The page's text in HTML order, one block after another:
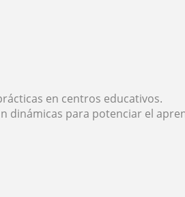
en centros educativos.
dinámicas para potenciar el